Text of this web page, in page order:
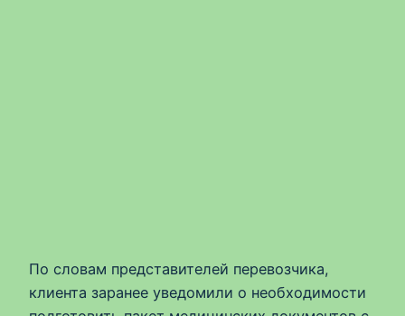
По словам представителей перевозчика,
клиента заранее уведомили о необходимости